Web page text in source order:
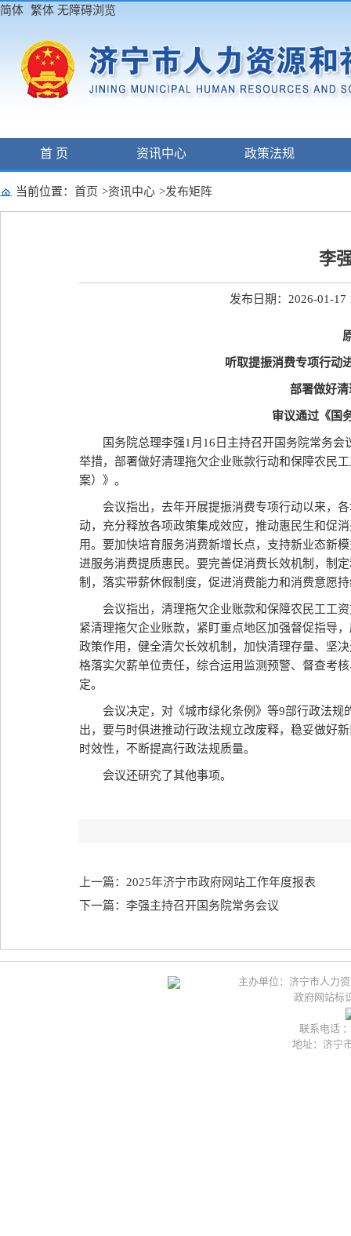
简体 繁体 无障碍浏览
首 页 资讯中心 政策法规
当前位置： 首页 >资讯中心 >发布矩阵
李
发布日期：2026-01-17
听取提振消费专项行动
部署做好
审议通过《国
国务院总理李强1月16日主持召开国务院常务
举措，部署做好清理拖欠企业账款行动和保障农民
案）》。
会议指出，去年开展提振消费专项行动以来，
动，充分释放各项政策集成效应，推动惠民生和促
用。要加快培育服务消费新增长点，支持新业态新
进服务消费提质惠民。要完善促消费长效机制，制
制，落实带薪休假制度，促进消费能力和消费意愿
会议指出，清理拖欠企业账款和保障农民工工
紧清理拖欠企业账款，紧盯重点地区加强督促指导
政策作用，健全清欠长效机制，加快清理存量、坚
格落实欠薪单位责任，综合运用监测预警、督查考
定。
会议决定，对《城市绿化条例》等9部行政法
出，要与时俱进推动行政法规立改废释，稳妥做好
时效性，不断提高行政法规质量。
会议还研究了其他事项。
上一篇：2025年济宁市政府网站工作年度报表
下一篇：李强主持召开国务院常务会议
主办单位：济宁市人力
政府网站标
联系电话
地址：济宁